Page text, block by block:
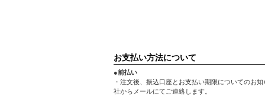
お支払い方法について
●前払い
・注文後、振込口座とお支払い期限についてのお
社からメールにてご連絡します。